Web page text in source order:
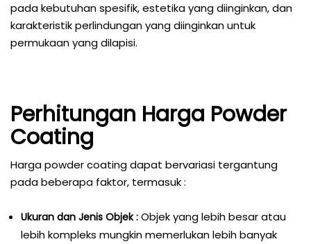
pada kebutuhan spesifik, estetika yang diinginkan, dan
karakteristik perlindungan yang diinginkan untuk
permukaan yang dilapisi.
Perhitungan Harga Powder
Coating
Harga powder coating dapat bervariasi tergantung
pada beberapa faktor, termasuk :
Ukuran dan Jenis Objek : Objek yang lebih besar atau
lebih kompleks mungkin memerlukan lebih banyak